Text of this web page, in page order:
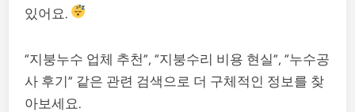
있어요.
“지붕누수 업체 추천”, “지붕수리 비용 현실”, “누수공
사 후기” 같은 관련 검색으로 더 구체적인 정보를 찾
아보세요.